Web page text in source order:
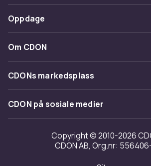
Spor pakke
Angre & returner her
Kontakt oss
Betaling
Levering
Tilbakekallinger
Oppdage
Kategorier
Varemerker
Om CDON
Om oss
Kundeanmeldelser
Jobbe på CDON
Investor relations
Tilgjengelighet
CDONs markedsplass
Merchant Help Center
CDON på sosiale medier
Copyright © 2010-2026
CDON AB, Org.nr: